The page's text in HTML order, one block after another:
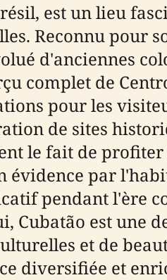
est un lieu
Reconnu pour
d'anciennes
complet de
pour les
de sites
le fait de profiter
par
pendant l'ère
Cubatão est une
et de
diversifiée et